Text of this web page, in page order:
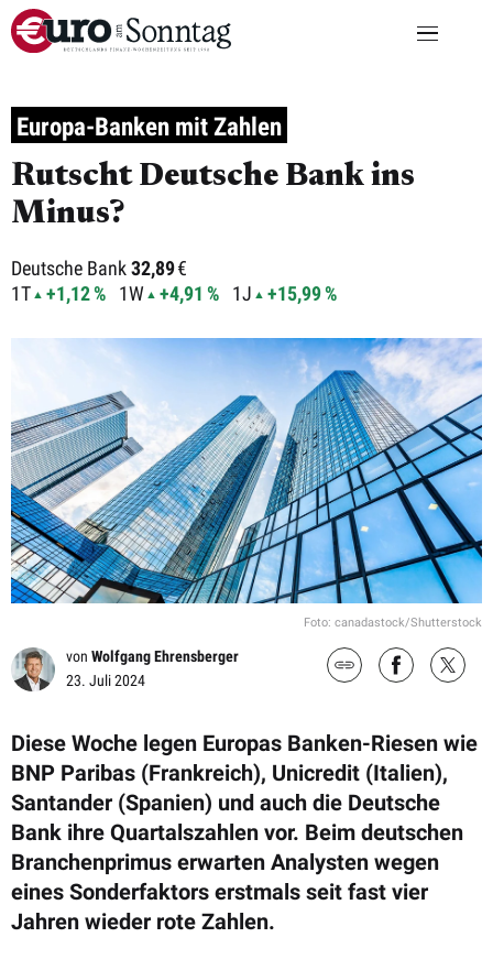
Europa-Banken mit Zahlen
Rutscht Deutsche Bank ins
Minus?
Deutsche Bank32,89€
1T
+1,12 % 1W +4,91 % 1J +15,99 %
Foto: canadastock/Shutterstock
von Wolfgang Ehrensberger
23. Juli 2024
Diese Woche legen Europas Banken-Riesen wie
BNP Paribas (Frankreich), Unicredit (Italien),
Santander (Spanien) und auch die Deutsche
Bank ihre Quartalszahlen vor. Beim deutschen
Branchenprimus erwarten Analysten wegen
eines Sonderfaktors erstmals seit fast vier
Jahren wieder rote Zahlen.